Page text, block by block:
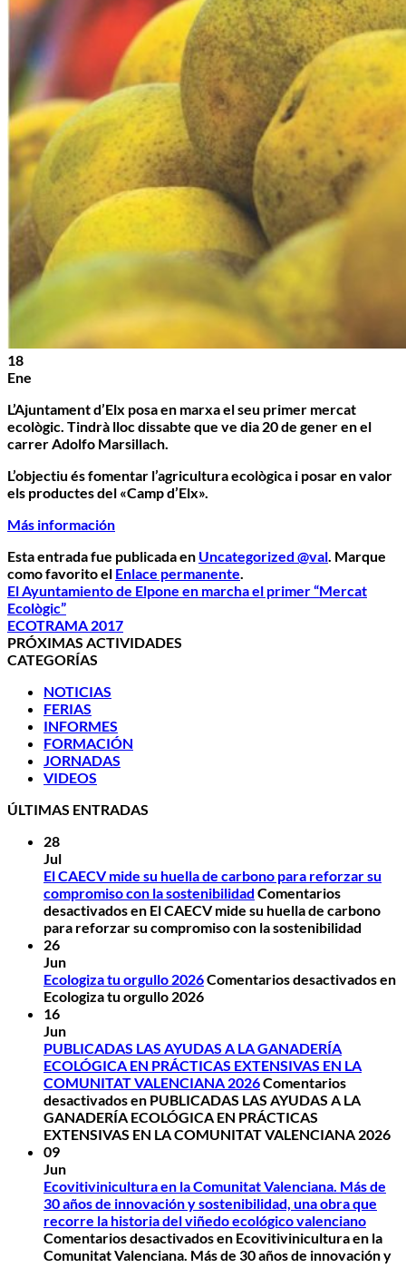
18
Ene
L’Ajuntament d’Elx posa en marxa el seu primer mercat
ecològic. Tindrà lloc dissabte que ve dia 20 de gener en el
carrer Adolfo Marsillach
L’objectiu és fomentar l’agricultura ecològica i posar en valor
els productes del «Camp d’Elx».
Más información
Esta entrada fue publicada en Uncategorized @val . Marque
como favorito el Enlace permanente
El Ayuntamiento de Elpone en marcha el primer “Mercat
Ecològic”
ECOTRAMA 2017
PRÓXIMAS ACTIVIDADES
CATEGORÍAS
NOTICIAS
FERIAS
INFORMES
FORMACIÓN
JORNADAS
VIDEOS
ÚLTIMAS ENTRADAS
28
Jul
El CAECV mide su huella de carbono para reforzar su
compromiso con la sostenibilidad Comentarios
desactivadosen El CAECV mide su huella de carbono
para reforzar su compromiso con la sostenibilidad
26
Jun
Ecologiza tu orgullo 2026Comentarios desactivadosen
Ecologiza tu orgullo 2026
16
Jun
PUBLICADAS LAS AYUDAS A LA GANADERÍA
ECOLÓGICA EN PRÁCTICAS EXTENSIVAS EN LA
COMUNITAT VALENCIANA 2026Comentarios
desactivadosen PUBLICADAS LAS AYUDAS A LA
GANADERÍA ECOLÓGICA EN PRÁCTICAS
EXTENSIVAS EN LA COMUNITAT VALENCIANA 2026
09
Jun
Ecovitivinicultura en la Comunitat Valenciana. Más de
30 años de innovación y sostenibilidad, una obra que
recorre la historia del viñedo ecológico valenciano
Comentarios desactivadosen Ecovitivinicultura en la
Comunitat Valenciana. Más de 30 años de innovación y